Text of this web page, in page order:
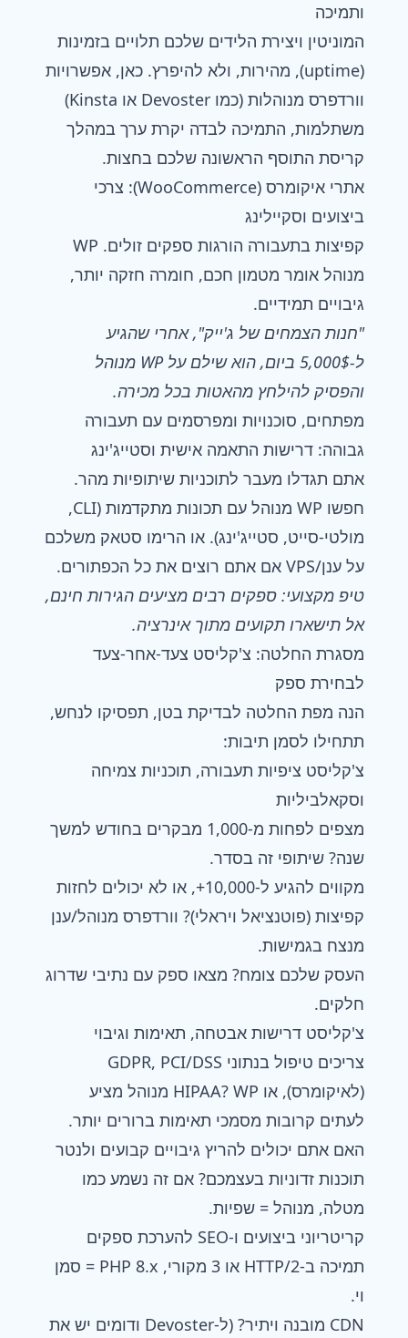
ותמיכה
המוניטין ויצירת הלידים שלכם תלויים בזמינות
(uptime), מהירות, ולא להיפרץ. כאן, אפשרויות
וורדפרס מנוהלות (כמו Devoster או Kinsta)
משתלמות, התמיכה לבדה יקרת ערך במהלך
קריסת התוסף הראשונה שלכם בחצות.
אתרי איקומרס (WooCommerce): צרכי
ביצועים וסקיילינג
קפיצות בתעבורה הורגות ספקים זולים. WP
מנוהל אומר מטמון חכם, חומרה חזקה יותר,
גיבויים תמידיים.
"חנות הצמחים של ג'ייק", אחרי שהגיע
ל-5,000$ ביום, הוא שילם על WP מנוהל
והפסיק להילחץ מהאטות בכל מכירה.
מפתחים, סוכנויות ומפרסמים עם תעבורה
גבוהה: דרישות התאמה אישית וסטייג'ינג
אתם תגדלו מעבר לתוכניות שיתופיות מהר.
חפשו WP מנוהל עם תכונות מתקדמות (CLI,
מולטי-סייט, סטייג'ינג). או הרימו סטאק משלכם
על ענן/VPS אם אתם רוצים את כל הכפתורים.
טיפ מקצועי: ספקים רבים מציעים הגירות חינם,
אל תישארו תקועים מתוך אינרציה.
מסגרת החלטה: צ'קליסט צעד-אחר-צעד
לבחירת ספק
הנה מפת החלטה לבדיקת בטן, תפסיקו לנחש,
תתחילו לסמן תיבות:
צ'קליסט ציפיות תעבורה, תוכניות צמיחה
וסקאלביליות
מצפים לפחות מ-1,000 מבקרים בחודש למשך
שנה? שיתופי זה בסדר.
מקווים להגיע ל-10,000+, או לא יכולים לחזות
קפיצות (פוטנציאל ויראלי)? וורדפרס מנוהל/ענן
מנצח בגמישות.
העסק שלכם צומח? מצאו ספק עם נתיבי שדרוג
חלקים.
צ'קליסט דרישות אבטחה, תאימות וגיבוי
צריכים טיפול בנתוני GDPR, PCI/DSS
(לאיקומרס), או HIPAA? WP מנוהל מציע
לעתים קרובות מסמכי תאימות ברורים יותר.
האם אתם יכולים להריץ גיבויים קבועים ולנטר
תוכנות זדוניות בעצמכם? אם זה נשמע כמו
מטלה, מנוהל = שפיות.
קריטריוני ביצועים ו-SEO להערכת ספקים
תמיכה ב-HTTP/2 או 3 מקורי, PHP 8.x = סמן
וי.
CDN מובנה ויתיר? (ל-Devoster ודומים יש את